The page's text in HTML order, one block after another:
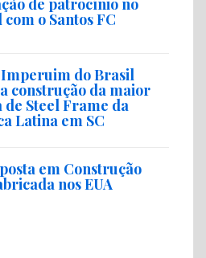
de patrocínio no
o Santos FC
do Brasil
construção da maior
de Steel Frame da
Latina em SC
em Construção
nos EUA